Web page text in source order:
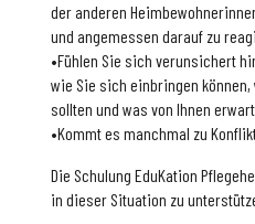
der anderen
und angemessen darauf zu
•Fühlen Sie sich verunsichert
wie Sie sich einbringen können,
sollten und was von Ihnen
•Kommt es manchmal zu
Die Schulung EduKation
in dieser Situation zu